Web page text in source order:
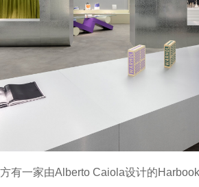
有一家由Alberto Caiola设计的Harbook